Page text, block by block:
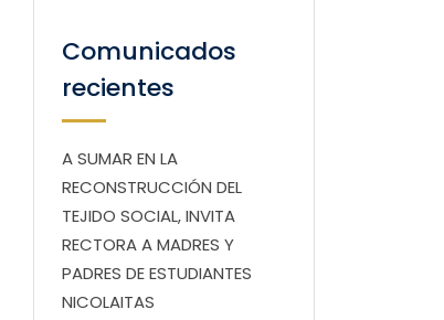
Comunicados
recientes
A SUMAR EN LA
RECONSTRUCCIÓN DEL
TEJIDO SOCIAL, INVITA
RECTORA A MADRES Y
PADRES DE ESTUDIANTES
NICOLAITAS